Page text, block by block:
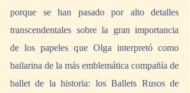
porque se han pasado por alto detalles
transcendentales sobre la gran importancia
de los papeles que Olga interpretó como
bailarina de la más emblemática compañía de
ballet de la historia: los Ballets Rusos de